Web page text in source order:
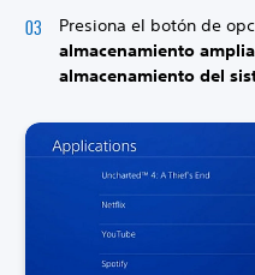
Presiona el botón de
almacenamiento
almacenamiento del